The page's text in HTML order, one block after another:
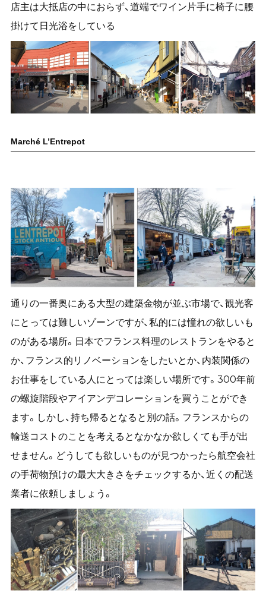
店主は大抵店の中におらず、道端でワイン片手に椅子に腰
掛けて日光浴をしている
Marché L’Entrepot
通りの一番奥にある大型の建築金物が並ぶ市場で、観光客
にとっては難しいゾーンですが、私的には憧れの欲しいも
のがある場所。日本でフランス料理のレストランをやると
か、フランス的リノベーションをしたいとか、内装関係の
お仕事をしている人にとっては楽しい場所です。300年前
の螺旋階段やアイアンデコレーションを買うことができ
ます。しかし、持ち帰るとなると別の話。フランスからの
輸送コストのことを考えるとなかなか欲しくても手が出
せません。どうしても欲しいものが見つかったら航空会社
の手荷物預けの最大大きさをチェックするか、近くの配送
業者に依頼しましょう。